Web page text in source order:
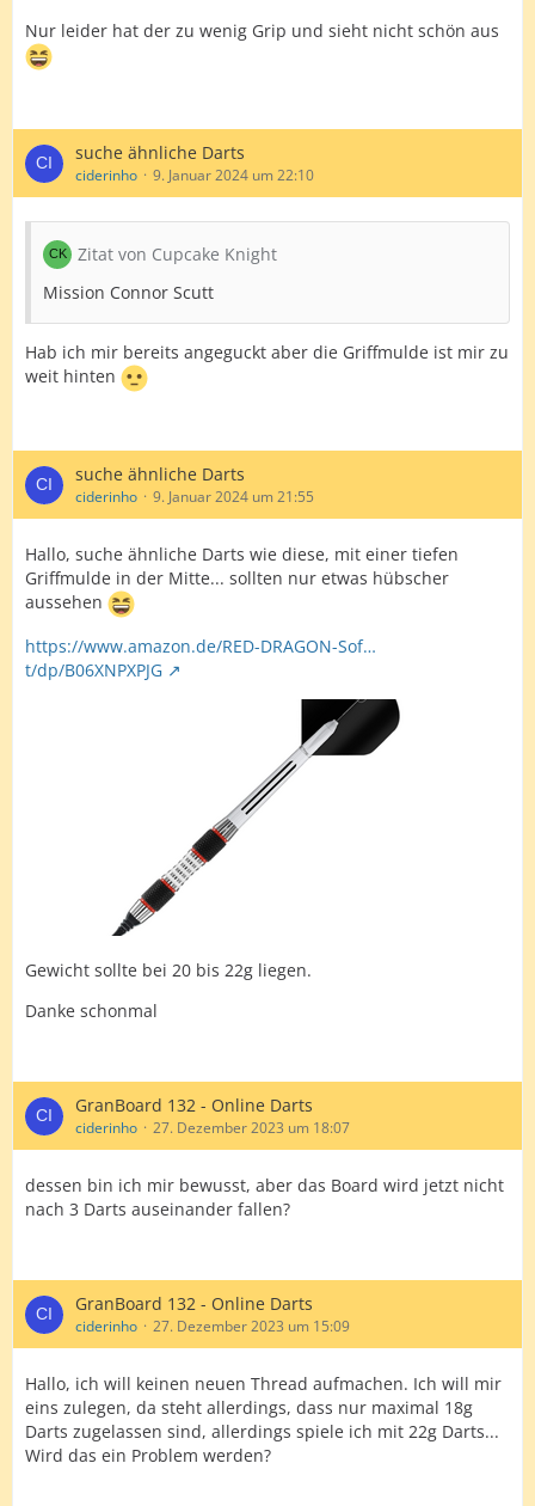
Nur leider hat der zu wenig Grip und sieht nicht schön aus
suche ähnliche Darts
ciderinho 9. Januar 2024 um 22:10
Zitat von Cupcake Knight
Mission Connor Scutt
Hab ich mir bereits angeguckt aber die Griffmulde ist mir zu
weit hinten
suche ähnliche Darts
ciderinho 9. Januar 2024 um 21:55
Hallo, suche ähnliche Darts wie diese, mit einer tiefen
Griffmulde in der Mitte... sollten nur etwas hübscher
aussehen
https://www.amazon.de/RED-DRAGON-Sof…
t/dp/B06XNPXPJG
Gewicht sollte bei 20 bis 22g liegen.
Danke schonmal
GranBoard 132 - Online Darts
ciderinho 27. Dezember 2023 um 18:07
dessen bin ich mir bewusst, aber das Board wird jetzt nicht
nach 3 Darts auseinander fallen?
GranBoard 132 - Online Darts
ciderinho 27. Dezember 2023 um 15:09
Hallo, ich will keinen neuen Thread aufmachen. Ich will mir
eins zulegen, da steht allerdings, dass nur maximal 18g
Darts zugelassen sind, allerdings spiele ich mit 22g Darts...
Wird das ein Problem werden?